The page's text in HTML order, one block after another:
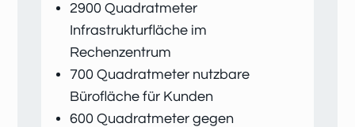
2900 Quadratmeter
Infrastrukturfläche im
Rechenzentrum
700 Quadratmeter nutzbare
Bürofläche für Kunden
600 Quadratmeter gegen